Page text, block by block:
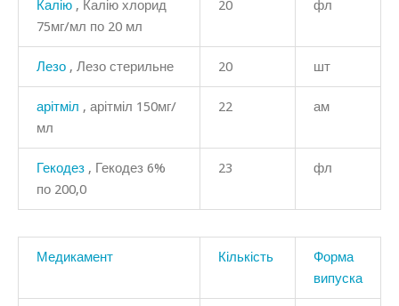
Калію , Калію хлорид
75мг/мл по 20 мл
20 фл
Лезо , Лезо стерильне 20 шт
арітміл , арітміл 150мг/
мл
22 ам
Гекодез , Гекодез 6%
по 200,0
23 фл
Медикамент Кількість
Форма
випуска